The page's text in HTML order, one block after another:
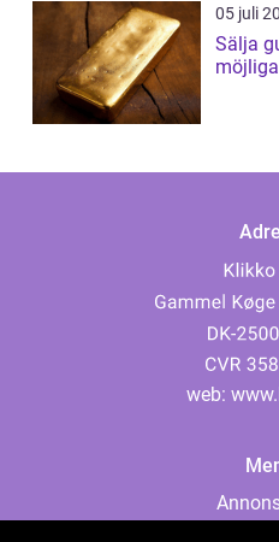
05 juli
Sälja guld så får du
web: